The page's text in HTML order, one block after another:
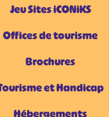
Jeu Sites iCONiKS
Offices de tourisme
Brochures
et Handicap
Hébergements